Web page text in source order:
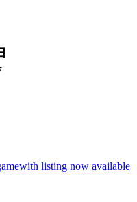
listing now available